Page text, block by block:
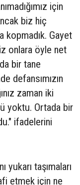
için
biz hiç
kopmadık. Gayet
onlara öyle net
bir tane
defansımızın
zaman iki
yoktu. Ortada bir
ifadelerini
yukarı taşımaları
etmek için ne